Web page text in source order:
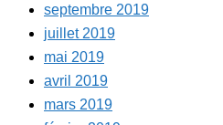
septembre 2019
juillet 2019
mai 2019
avril 2019
mars 2019